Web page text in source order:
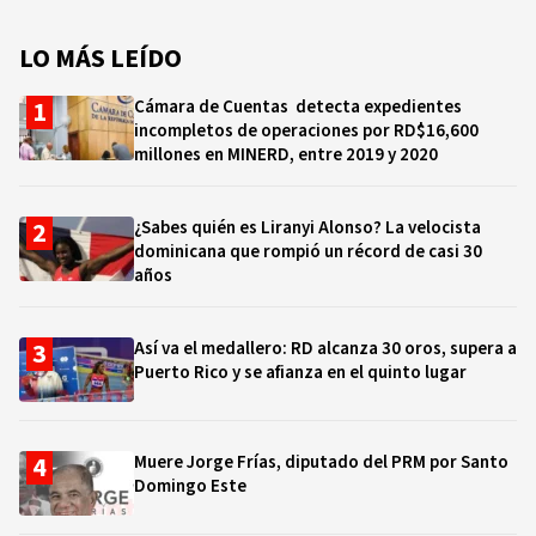
LO MÁS LEÍDO
Cámara de Cuentas detecta expedientes
incompletos de operaciones por RD$16,600
millones en MINERD, entre 2019 y 2020
¿Sabes quién es Liranyi Alonso? La velocista
dominicana que rompió un récord de casi 30
años
Así va el medallero: RD alcanza 30 oros, supera a
Puerto Rico y se afianza en el quinto lugar
Muere Jorge Frías, diputado del PRM por Santo
Domingo Este